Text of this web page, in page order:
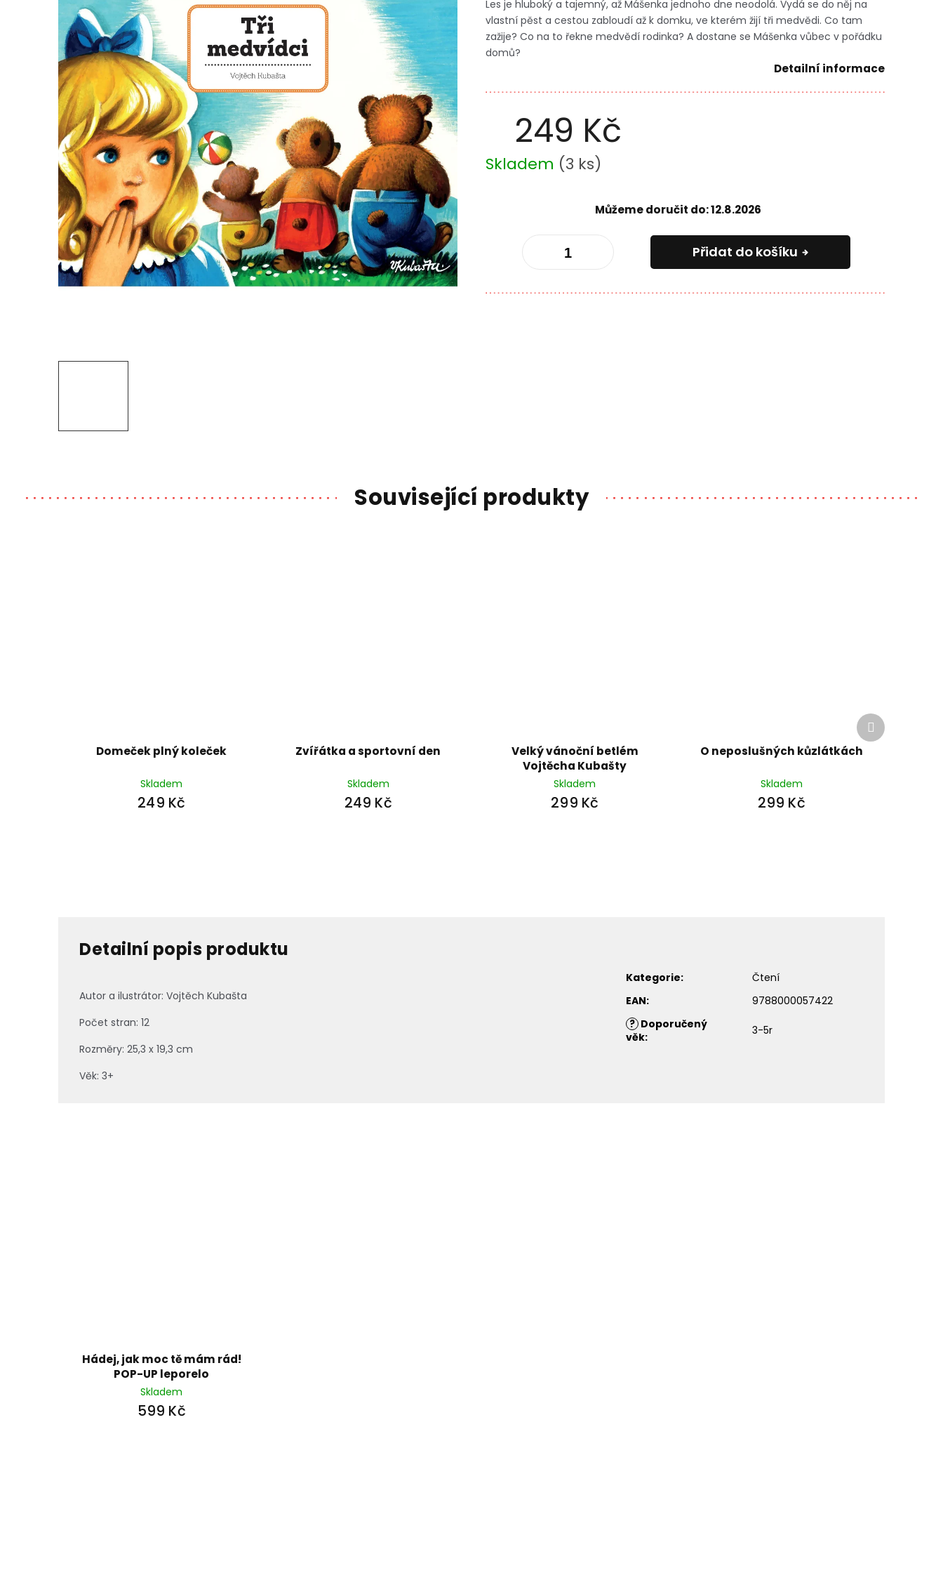
249 Kč
Měrná
cena:
Skladem (3 ks)
Můžeme doručit do:12.8.2026
Přidat do košíku
Les je hluboký a tajemný, až Mášenka jednoho dne neodolá. Vydá se do něj na
vlastní pěst a cestou zabloudí až k domku, ve kterém žijí tři medvědi. Co tam
zažije? Co na to řekne medvědí rodinka? A dostane se Mášenka vůbec v pořádku
domů?
Detailní informace
Související produkty
Domeček plný koleček
Skladem
249 Kč
Zvířátka a sportovní den
Skladem
249 Kč
Velký vánoční betlém
Vojtěcha Kubašty
Skladem
299 Kč
O neposlušných kůzlátkách
Skladem
299 Kč
Další
produkt
Detailní popis produktu
Autor a ilustrátor: Vojtěch Kubašta
Počet stran: 12
Rozměry: 25,3 x 19,3 cm
Věk: 3+
Kategorie:
Čtení
EAN:
9788000057422
? Doporučený
věk: 3-5r
Hádej, jak moc tě mám rád!
POP-UP leporelo
Skladem
599 Kč